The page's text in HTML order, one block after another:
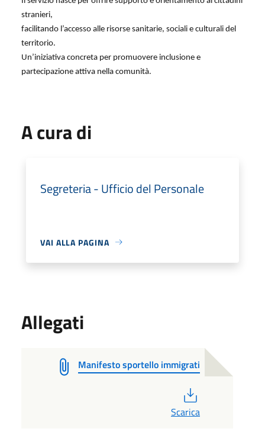
stranieri,
facilitando l’accesso alle risorse sanitarie, sociali e culturali del
territorio.
Un’iniziativa concreta per promuovere inclusione e
partecipazione attiva nella comunità.
A cura di
Segreteria - Ufficio del Personale
VAI ALLA PAGINA
Allegati
Manifesto sportello immigrati
Scarica